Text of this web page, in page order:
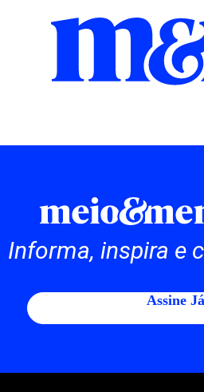
Informa, inspira e
Assine Já